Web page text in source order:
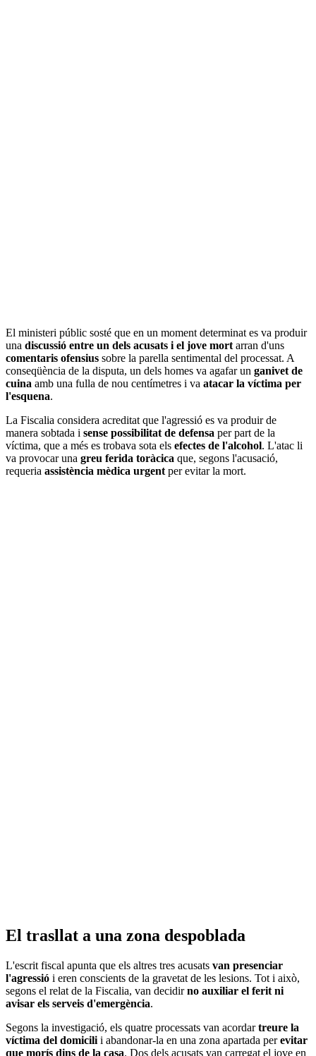
El ministeri públic sosté que en un moment determinat es va produir
una discussió entre un dels acusats i el jove mortarran d'uns
comentaris ofensius sobre la parella sentimental del processat. A
conseqüència de la disputa, un dels homes va agafar un ganivet de
cuina amb una fulla de nou centímetres i va atacar la víctima per
l'esquena.
La Fiscalia considera acreditat que l'agressió es va produir de
manera sobtada i sense possibilitat de defensa per part de la
víctima, que a més es trobava sota els efectes de l'alcohol. L'atac li
va provocar una greu ferida toràcica que, segons l'acusació,
requeria assistència mèdica urgentper evitar la mort.
El trasllat a una zona despoblada
L'escrit fiscal apunta que els altres tres acusats van presenciar
l'agressió i eren conscients de la gravetat de les lesions. Tot i això,
segons el relat de la Fiscalia, van decidirno auxiliar el ferit ni
avisar els serveis d'emergència.
Segons la investigació, els quatre processats van acordartreure la
víctima del domicili i abandonar-la en una zona apartada perevitar
que morís dins de la casa. Dos dels acusats van carregat el jove en